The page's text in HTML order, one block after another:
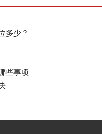
多少？
些事项